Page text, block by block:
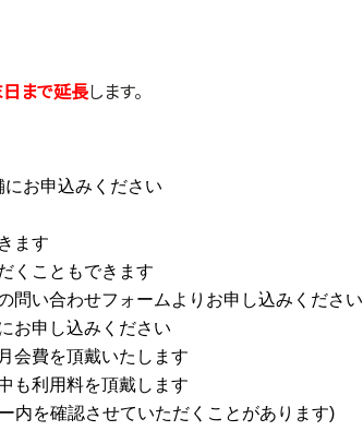
まで延長します。
お申込みください
ます
くこともできます
問い合わせフォームよりお申し込みください
お申し込みください
会費を頂戴いたします
も利用料を頂戴します
内を確認させていただくことがあります)